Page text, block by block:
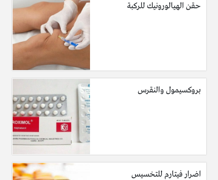
حقن الهيالورونيك للركبة
بروكسيمول والنقرس
اضرار فيتارم للتخسيس